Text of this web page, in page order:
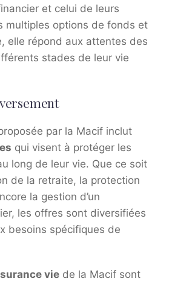
et celui de leurs
multiples options de fonds et
elle répond aux attentes des
stades de leur vie
par la Macif inclut
qui visent à protéger les
long de leur vie. Que ce soit
de la retraite, la protection
la gestion d’un
les offres sont diversifiées
besoins spécifiques de
vie de la Macif sont